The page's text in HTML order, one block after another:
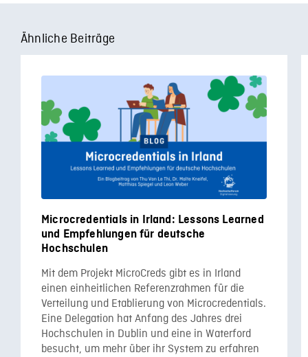
Ähnliche Beiträge
Microcredentials in Irland: Lessons Learned
und Empfehlungen für deutsche
Hochschulen
Mit dem Projekt MicroCreds gibt es in Irland
einen einheitlichen Referenzrahmen für die
Verteilung und Etablierung von Microcredentials.
Eine Delegation hat Anfang des Jahres drei
Hochschulen in Dublin und eine in Waterford
besucht, um mehr über ihr System zu erfahren